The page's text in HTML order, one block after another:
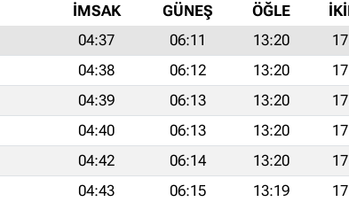
İMSAK GÜNEŞ ÖĞLE
04:37 06:11 13:20
04:38 06:12 13:20
04:39 06:13 13:20
04:40 06:13 13:20
04:42 06:14 13:20
04:43 06:15 13:19